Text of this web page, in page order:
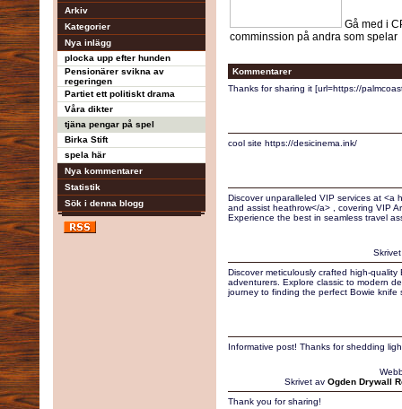
Arkiv
Kategorier
Nya inlägg
plocka upp efter hunden
Pensionärer svikna av
regeringen
Partiet ett politiskt drama
Våra dikter
tjäna pengar på spel
Birka Stift
spela här
Nya kommentarer
Statistik
Sök i denna blogg
Gå med i
comminssion på andra som spelar
Kommentarer
Thanks for sharing it [url=https://
cool site https://desicinema.ink/
Discover unparalleled VIP services at <a
and assist heathrow</a> , covering VIP
Experience the best in seamless travel
Discover meticulously crafted high-
adventurers. Explore classic to modern
journey to finding the perfect Bowie knife
Informative post! Thanks for shedding
Skrivet av Ogden Drywall
Thank you for sharing!